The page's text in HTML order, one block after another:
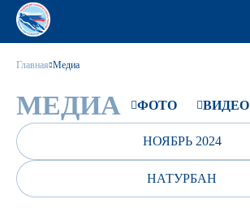
Главная Медиа
МЕДИА ФОТО ВИДЕО
НОЯБРЬ 2024
НАТУРБАН